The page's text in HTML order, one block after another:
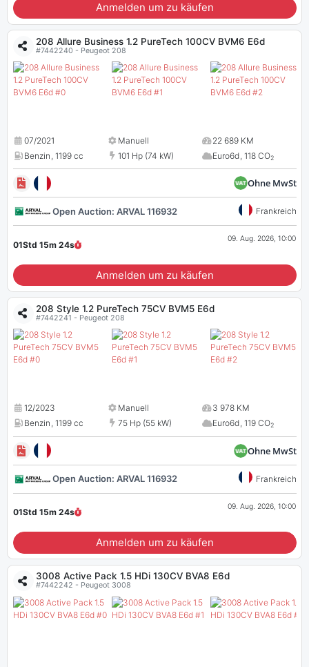
Anmelden um zu käufen
208 Allure Business 1.2 PureTech 100CV BVM6 E6d
#7442240 - Peugeot 208
07/2021 Manuell
22 689 KM
Benzin, 1199 cc 101 Hp (74 kW) Euro6d, 118 CO2
Ohne MwSt
Open Auction: ARVAL 116932 Frankreich
01Std 15m 23s
09. Aug. 2026, 10:00
Anmelden um zu käufen
208 Style 1.2 PureTech 75CV BVM5 E6d
#7442241 - Peugeot 208
12/2023 Manuell
3 978 KM
Benzin, 1199 cc 75 Hp (55 kW) Euro6d, 119 CO2
Ohne MwSt
Open Auction: ARVAL 116932 Frankreich
01Std 15m 23s
09. Aug. 2026, 10:00
Anmelden um zu käufen
3008 Active Pack 1.5 HDi 130CV BVA8 E6d
#7442242 - Peugeot 3008